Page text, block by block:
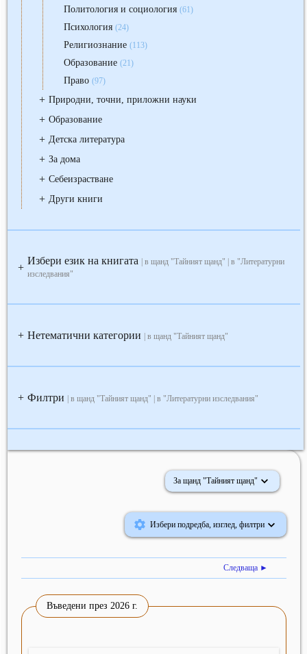
Политология и социология (61)
Психология (24)
Религиознание (113)
Образование (21)
Право (97)
+ Природни, точни, приложни науки
+ Образование
+ Детска литература
+ За дома
+ Себеизрастване
+ Други книги
+
Избери език на книгата
| в щанд "Тайният щанд" | в "Литературни
изследвания"
+ Нетематични категории | в щанд "Тайният щанд"
+ Филтри | в щанд "Тайният щанд" | в "Литературни изследвания"
За щанд "Тайният щанд"
Избери подредба, изглед, филтри
Следваща ►
Въведени през 2026 г.